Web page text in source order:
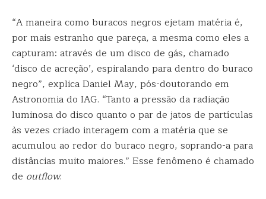
“A maneira como buracos negros ejetam matéria é,
por mais estranho que pareça, a mesma como eles a
capturam: através de um disco de gás, chamado
‘disco de acreção’, espiralando para dentro do buraco
negro”, explica Daniel May, pós-doutorando em
Astronomia do IAG. “Tanto a pressão da radiação
luminosa do disco quanto o par de jatos de partículas
às vezes criado interagem com a matéria que se
acumulou ao redor do buraco negro, soprando-a para
distâncias muito maiores.” Esse fenômeno é chamado
de outflow.